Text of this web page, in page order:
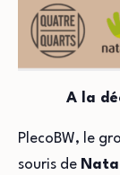
A la
PlecoBW, le
souris de